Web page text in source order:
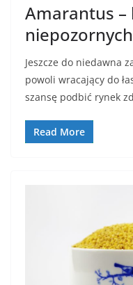
Amarantus
Jeszcze do niedawna
powoli wracający do
szansę podbić rynek
Read More